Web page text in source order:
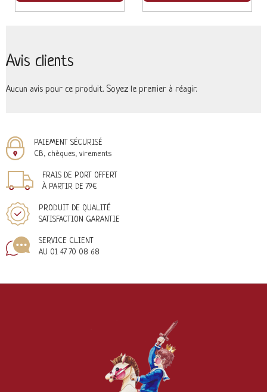
Avis clients
Aucun avis pour ce produit. Soyez le premier à réagir.
PAIEMENT SÉCURISÉ
CB, chèques, virements
FRAIS DE PORT OFFERT
À PARTIR DE 79€
PRODUIT DE QUALITÉ
SATISFACTION GARANTIE
SERVICE CLIENT
AU 01 47 70 08 68